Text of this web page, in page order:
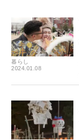
暮らし
2024.01.08